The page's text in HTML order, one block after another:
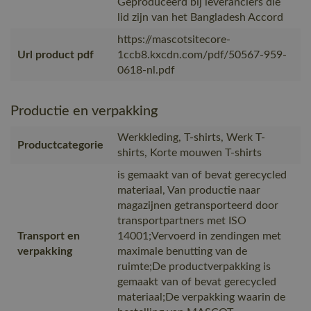
lid zijn van het Bangladesh Accord
Url product pdf
https://mascotsitecore-
1ccb8.kxcdn.com/pdf/50567-959-
0618-nl.pdf
Productie en verpakking
Productcategorie
Werkkleding, T-shirts, Werk T-
shirts, Korte mouwen T-shirts
Transport en
verpakking
is gemaakt van of bevat gerecycled
materiaal, Van productie naar
magazijnen getransporteerd door
transportpartners met ISO
14001;Vervoerd in zendingen met
maximale benutting van de
ruimte;De productverpakking is
gemaakt van of bevat gerecycled
materiaal;De verpakking waarin de